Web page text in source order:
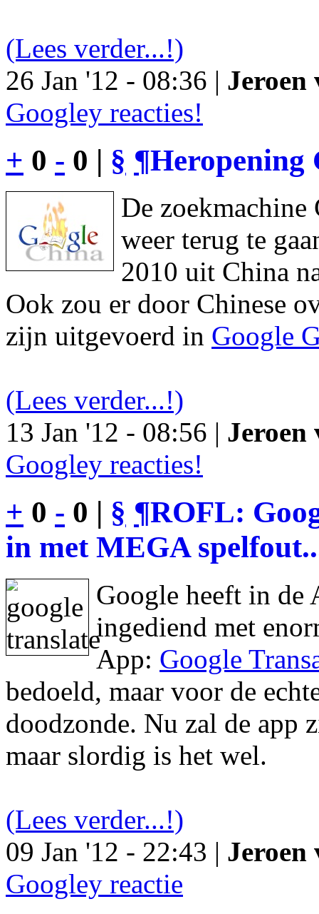
(Lees verder...!)
26 Jan '12 - 08:36 | Jeroen
Googley reacties!
+ 0 - 0 | § ¶Heropening
De
weer terug te
2010 uit China
Ook zou er door Chinese
zijn uitgevoerd in Google
(Lees verder...!)
13 Jan '12 - 08:56 | Jeroen
Googley reacties!
+ 0 - 0 | § ¶ROFL:
in met MEGA
Google heeft in de
ingediend met
App: Google
bedoeld, maar voor de
doodzonde. Nu zal de app
maar slordig is het wel.
(Lees verder...!)
09 Jan '12 - 22:43 | Jeroen
Googley reactie